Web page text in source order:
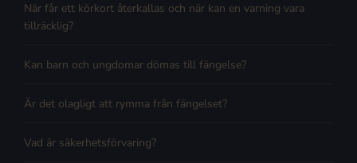
När får ett körkort återkallas och när kan en varning vara
tillräcklig?
Kan barn och ungdomar dömas till fängelse?
Är det olagligt att rymma från fängelset?
Vad är säkerhetsförvaring?